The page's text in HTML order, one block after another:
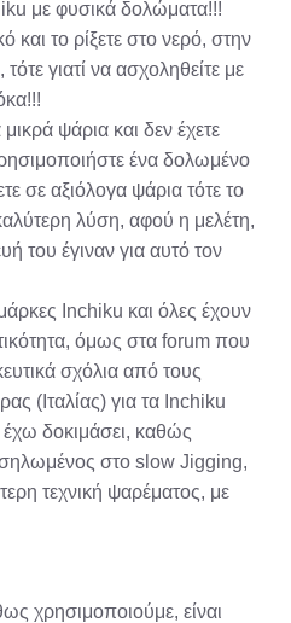
με φυσικά δολώματα!!!
και το ρίξετε στο νερό, στην
τότε γιατί να ασχοληθείτε με
ψάρια και δεν έχετε
ένα δολωμένο
σε αξιόλογα ψάρια τότε το
λύση, αφού η μελέτη,
του έγιναν για αυτό τον
Inchiku και όλες έχουν
όμως στα forum που
σχόλια από τους
(Ιταλίας) για τα Inchiku
δοκιμάσει, καθώς
στο slow Jigging,
τεχνική ψαρέματος, με
χρησιμοποιούμε, είναι